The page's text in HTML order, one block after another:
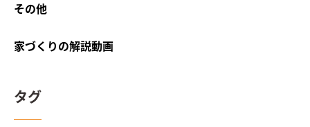
その他
家づくりの解説動画
タグ